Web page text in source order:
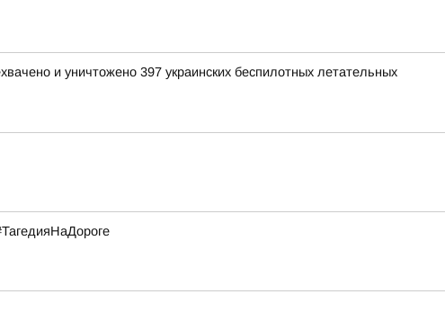
и уничтожено 397 украинских беспилотных летательных